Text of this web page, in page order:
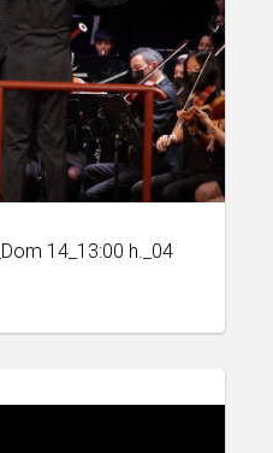
14_13:00 h._04